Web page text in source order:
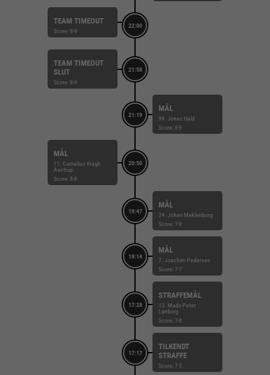
22:00
TEAM TIMEOUT
Score: 8-9
21:58
TEAM TIMEOUT
SLUT
Score: 8-9
21:19
MÅL
99. Jonas Hald
Score: 8-9
20:50
MÅL
11. Cornelius Kragh
Aastrup
Score: 8-8
19:47
MÅL
24. Johan Meklenborg
Score: 7-8
19:14
MÅL
7. Joachim Pedersen
Score: 7-7
17:28
STRAFFEMÅL
13. Mads-Peter
Lønborg
Score: 7-6
17:17
TILKENDT
STRAFFE
Score: 7-5